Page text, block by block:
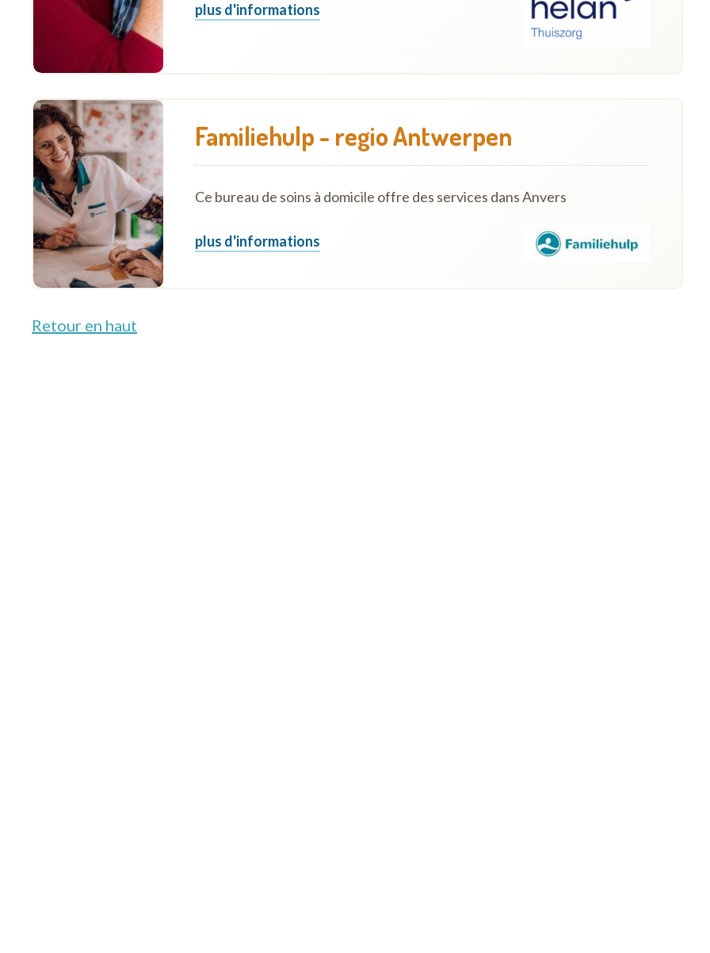
plus d'informations
Familiehulp - regio Antwerpen
Ce bureau de soins à domicile offre des services dans Anvers
plus d'informations
Retour en haut